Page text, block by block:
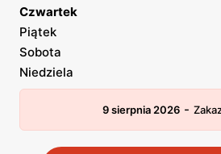
Czwartek
Piątek
Sobota
Niedziela
9 sierpnia 2026 -